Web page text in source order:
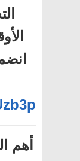
أهم